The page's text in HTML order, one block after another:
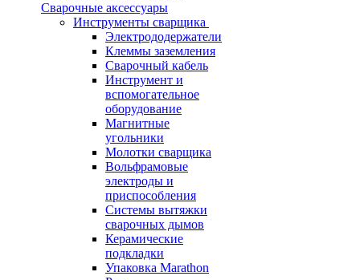
Сварочные аксессуары
Инструменты сварщика
Электрододержатели
Клеммы заземления
Сварочный кабель
Инструмент и
вспомогательное
оборудование
Магнитные
угольники
Молотки сварщика
Вольфрамовые
электроды и
приспособления
Системы вытяжки
сварочных дымов
Керамические
подкладки
Упаковка Marathon